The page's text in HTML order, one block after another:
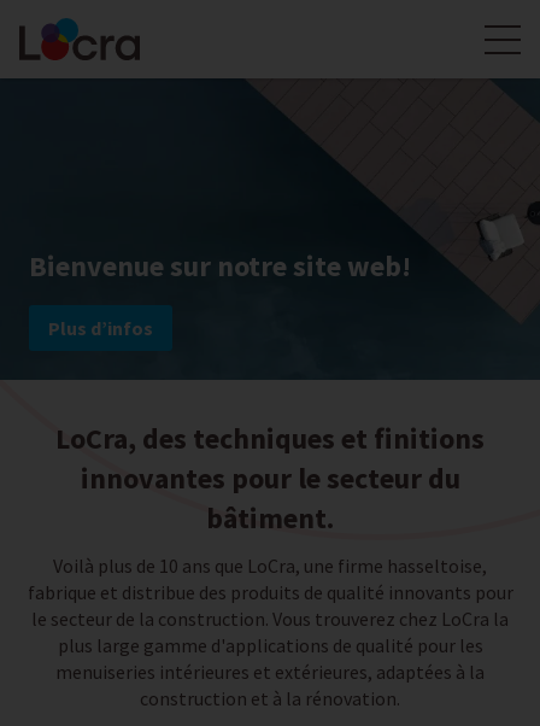
Bienvenue sur notre site web!
Plus d’infos
LoCra, des techniques et finitions
innovantes pour le secteur du
bâtiment.
Voilà plus de 10 ans que LoCra, une firme hasseltoise,
fabrique et distribue des produits de qualité innovants pour
le secteur de la construction. Vous trouverez chez LoCra la
plus large gamme d'applications de qualité pour les
menuiseries intérieures et extérieures, adaptées à la
construction et à la rénovation.